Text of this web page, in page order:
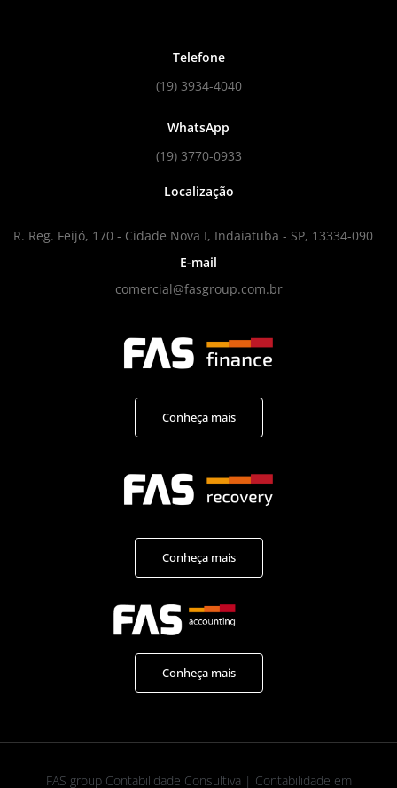
Telefone
(19) 3934-4040
WhatsApp
(19) 3770-0933
Localização
R. Reg. Feijó, 170 - Cidade Nova I, Indaiatuba - SP, 13334-090
E-mail
comercial@fasgroup.com.br
Conheça mais
Conheça mais
Conheça mais
FAS group Contabilidade Consultiva | Contabilidade em